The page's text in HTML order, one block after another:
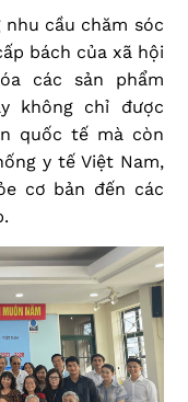
cầu chăm sóc
bách của xã hội
các sản phẩm
không chỉ được
quốc tế mà còn
y tế Việt Nam,
cơ bản đến các